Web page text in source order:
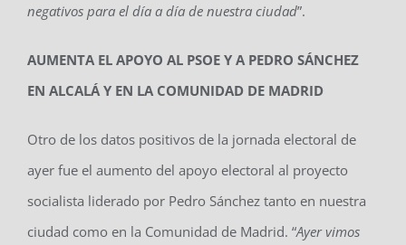
negativos para el día a día de nuestra ciudad”.
AUMENTA EL APOYO AL PSOE Y A PEDRO SÁNCHEZ
EN ALCALÁ Y EN LA COMUNIDAD DE MADRID
Otro de los datos positivos de la jornada electoral de
ayer fue el aumento del apoyo electoral al proyecto
socialista liderado por Pedro Sánchez tanto en nuestra
ciudad como en la Comunidad de Madrid. “Ayer vimos